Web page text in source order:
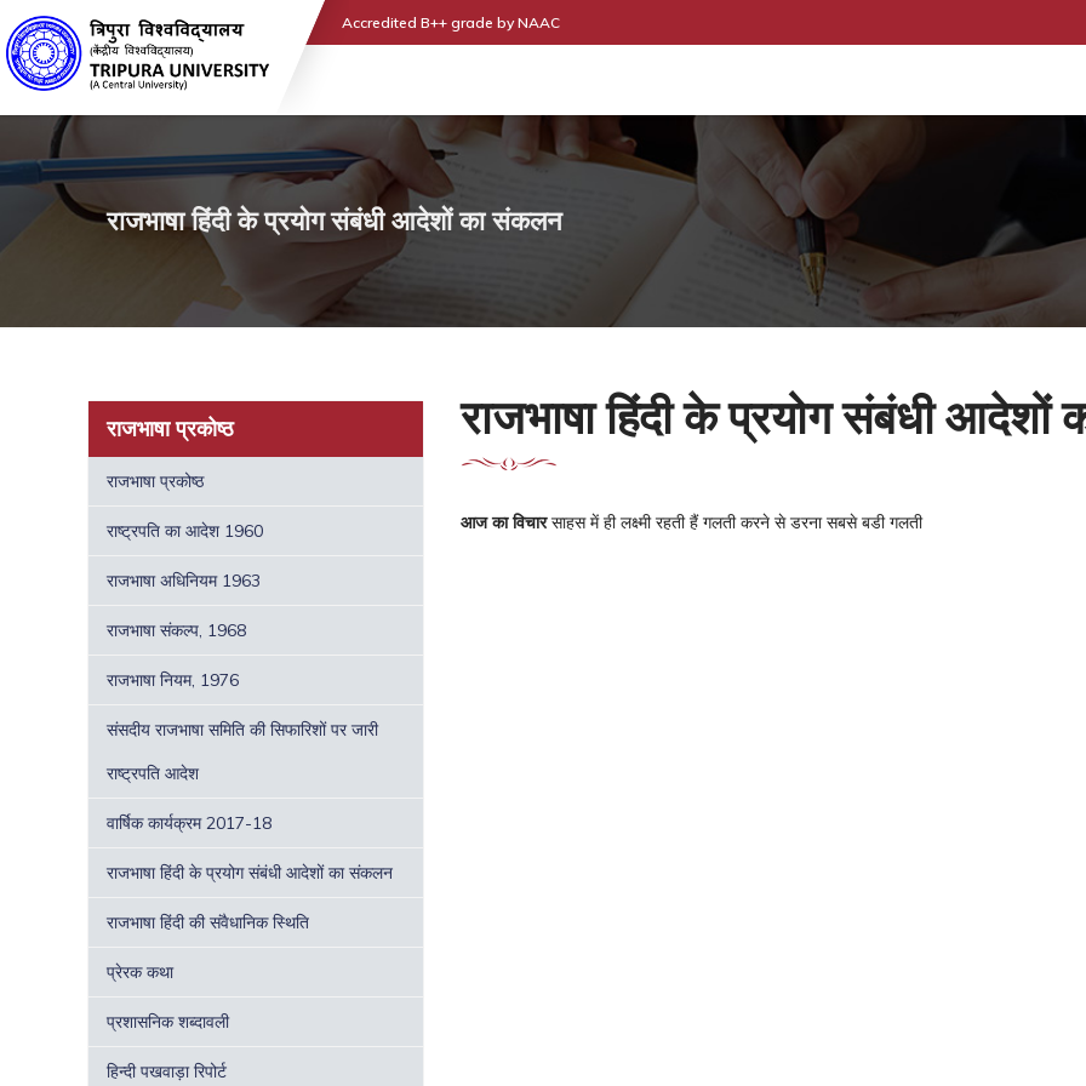
Accredited B++ grade by NAAC
राजभाषा हिंदी के प्रयोग संबंधी आदेशों का संकलन
राजभाषा प्रकोष्ठ
राजभाषा प्रकोष्ठ
राष्ट्रपति का आदेश 1960
राजभाषा अधिनियम 1963
राजभाषा संकल्प, 1968
राजभाषा नियम, 1976
संसदीय राजभाषा समिति की सिफारिशों पर जारी
राष्ट्रपति आदेश
वार्षिक कार्यक्रम 2017-18
राजभाषा हिंदी के प्रयोग संबंधी आदेशों का संकलन
राजभाषा हिंदी की संवैधानिक स्थिति
प्रेरक कथा
प्रशासनिक शब्दावली
हिन्दी पखवाड़ा रिपोर्ट
राजभाषा हिंदी के प्रयोग संबंधी
आज का विचारसाहस में ही लक्ष्मी रहती हैं गलती करने से डरना सबसे बडी गलती